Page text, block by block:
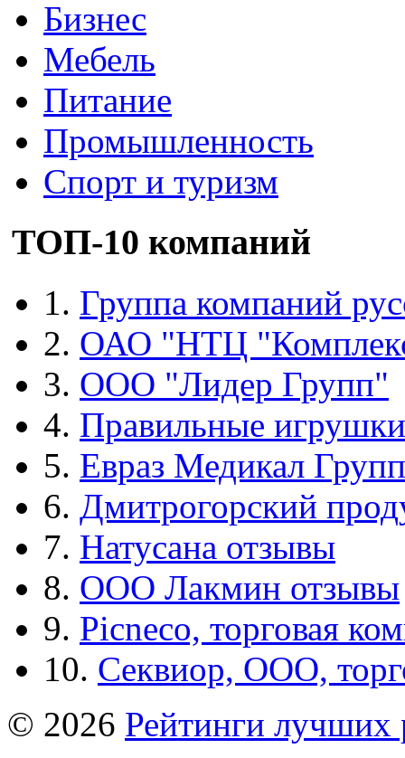
Бизнес
Мебель
Питание
Промышленность
Спорт и туризм
ТОП-10 компаний
1. Группа компаний
2. ОАО "НТЦ
3. ООО "Лидер Групп"
4. Правильные игрушки
5. Евраз Медикал Групп
6. Дмитрогорский
7. Натусана отзывы
8. ООО Лакмин отзывы
9. Picneco, торговая
10. Секвиор, ООО,
© 2026 Рейтинги лучших